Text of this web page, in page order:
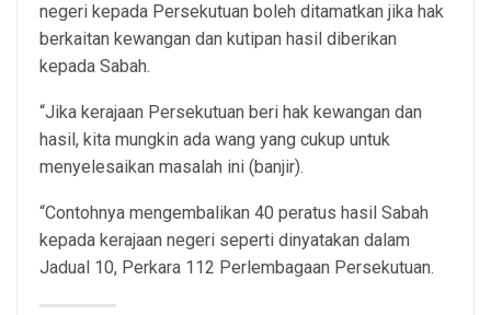
negeri kepada Persekutuan boleh ditamatkan jika hak
berkaitan kewangan dan kutipan hasil diberikan
kepada Sabah.
“Jika kerajaan Persekutuan beri hak kewangan dan
hasil, kita mungkin ada wang yang cukup untuk
menyelesaikan masalah ini (banjir).
“Contohnya mengembalikan 40 peratus hasil Sabah
kepada kerajaan negeri seperti dinyatakan dalam
Jadual 10, Perkara 112 Perlembagaan Persekutuan.